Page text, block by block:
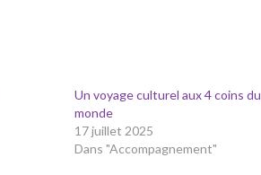
Un voyage culturel aux 4 coins du
monde
17 juillet 2025
Dans "Accompagnement"